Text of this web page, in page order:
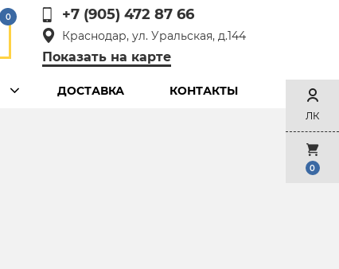
0 +7 (905) 472 87 66
Краснодар, ул. Уральская, д.144
Показать на карте
ДОСТАВКА КОНТАКТЫ
ЛК
0